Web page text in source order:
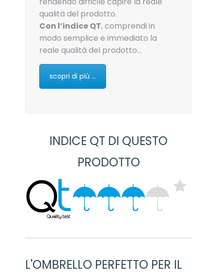
qualità del prodotto.
Con l’indice QT, comprendi in
modo semplice e immediato la
reale qualità del prodotto…
scopri di più ...
INDICE QT DI QUESTO
PRODOTTO
L'OMBRELLO PERFETTO PER IL